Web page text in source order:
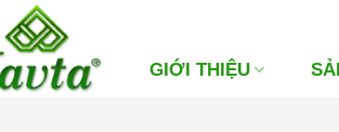
GIỚI THIỆU